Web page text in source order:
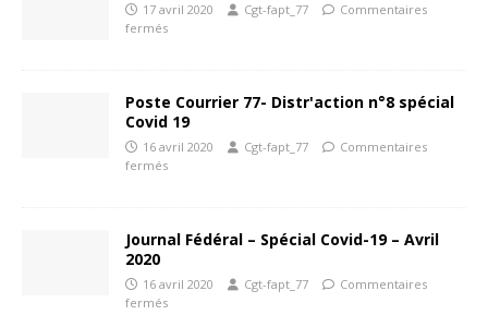
17 avril 2020 Cgt-fapt_77
Commentaires
fermés
Poste Courrier 77- Distr'action n°8 spécial
Covid 19
16 avril 2020 Cgt-fapt_77
Commentaires
fermés
Journal Fédéral – Spécial Covid-19 – Avril
2020
16 avril 2020 Cgt-fapt_77
Commentaires
fermés